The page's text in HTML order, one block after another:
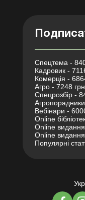
Спецтема -
Кадровик -
Комерція -
Агро - 7248
Спецрозбір -
Вебінари -
Online
Online
Online
Популярні